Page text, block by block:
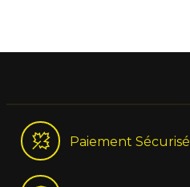
Paiement Sécurisé